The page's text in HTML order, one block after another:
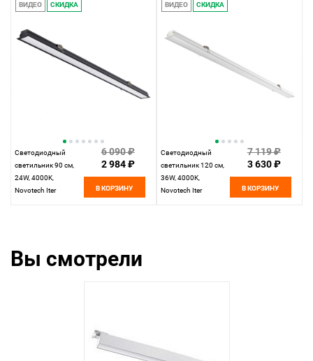
ВИДЕО СКИДКА
Светодиодный
светильник 90 см,
24W, 4000K,
Novotech Iter
6 090 ₽
2 984 ₽
В КОРЗИНУ
ВИДЕО СКИДКА
Светодиодный
светильник 120 см,
36W, 4000K,
Novotech Iter
7 119 ₽
3 630 ₽
В КОРЗИНУ
Вы смотрели